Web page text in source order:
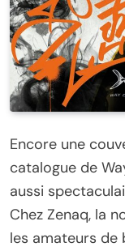
Encore une
catalogue de
aussi
Chez Zenaq, la
les amateurs de